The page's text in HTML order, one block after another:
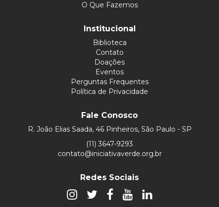
O Que Fazemos
Institucional
Biblioteca
Contato
Doações
Eventos
Perguntas Frequentes
Política de Privacidade
Fale Conosco
R. João Elias Saada, 46 Pinheiros, São Paulo - SP
(11) 3647-9293
contato@iniciativaverde.org.br
Redes Sociais